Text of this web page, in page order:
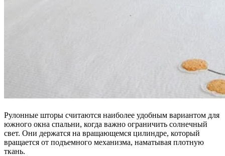
Рулонные шторы считаются наиболее удобным вариантом для
южного окна спальни, когда важно ограничить солнечный
свет. Они держатся на вращающемся цилиндре, который
вращается от подъемного механизма, наматывая плотную
ткань.